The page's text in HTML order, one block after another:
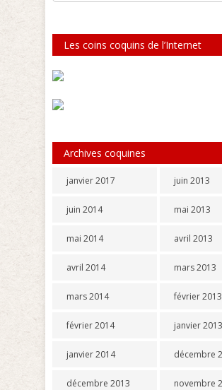
Les coins coquins de l’Internet
Archives coquines
janvier 2017
juin 2014
mai 2014
avril 2014
mars 2014
février 2014
janvier 2014
décembre 2013
juin 2013
mai 2013
avril 2013
mars 2013
février 2013
janvier 2013
décembre
novembre